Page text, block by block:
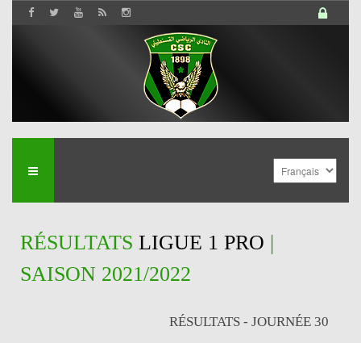
RÉSULTATS LIGUE 1 PRO |
SAISON 2021/2022
RÉSULTATS - JOURNÉE 30